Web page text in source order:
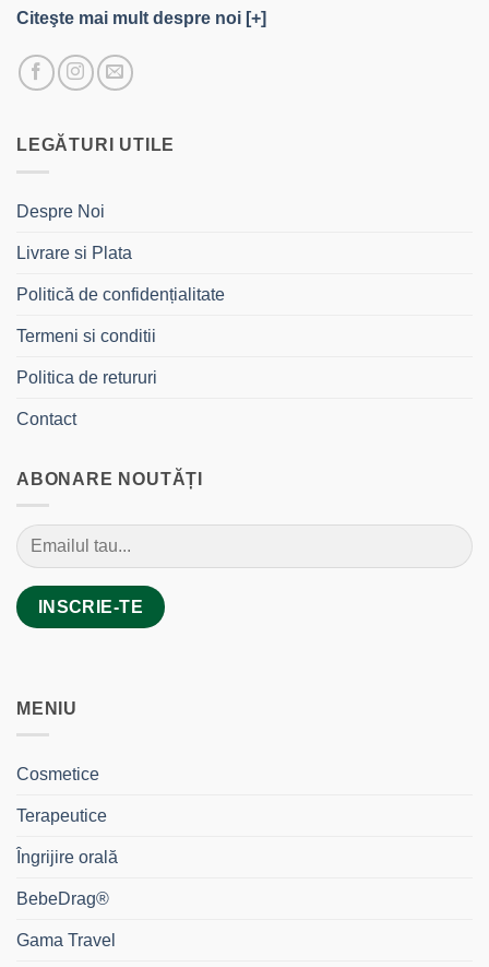
Citeşte mai mult despre noi [+]
LEGĂTURI UTILE
Despre Noi
Livrare si Plata
Politică de confidențialitate
Termeni si conditii
Politica de retururi
Contact
ABONARE NOUTĂȚI
MENIU
Cosmetice
Terapeutice
Îngrijire orală
BebeDrag®
Gama Travel